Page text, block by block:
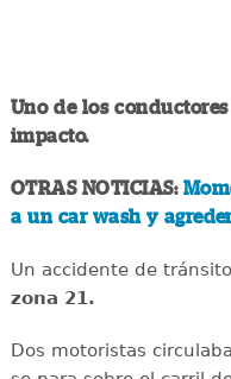
Uno de los
impacto.
OTRAS NOTICIAS:
a un car wash y
Un accidente de
zona 21.
Dos motoristas